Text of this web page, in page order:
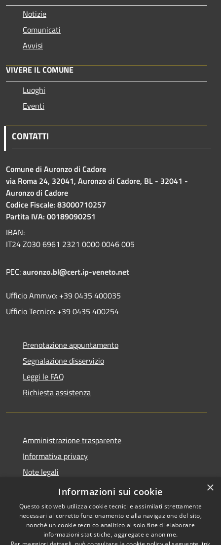
Notizie
Comunicati
Avvisi
VIVERE IL COMUNE
Luoghi
Eventi
CONTATTI
Comune di Auronzo di Cadore
via Roma 24, 32041, Auronzo di Cadore, BL - 32041 -
Auronzo di Cadore
Codice Fiscale: 83000710257
Partita IVA: 00189090251
IBAN:
IT24 Z030 6961 2321 0000 0046 005
PEC:auronzo.bl@cert.ip-veneto.net
Ufficio Amm.vo: +39 0435 400035
Ufficio Tecnico: +39 0435 400254
Prenotazione appuntamento
Segnalazione disservizio
Leggi le FAQ
Richiesta assistenza
Amministrazione trasparente
Informativa privacy
Note legali
Dichiarazione di accessibilità
Copyright © 2026 • Comune di
×
Informazioni sui cookie
Questo sito web utilizza cookie tecnici e assimilati strettamente
necessari al corretto funzionamento e alla navigazione del sito,
nonché un cookie tecnico analitico al solo fine di elaborare
informazioni statistiche, aggregate e anonime.